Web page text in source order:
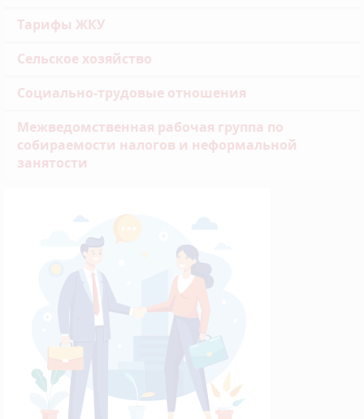
Тарифы ЖКУ
Сельское хозяйство
Социально-трудовые отношения
Межведомственная рабочая группа по
собираемости налогов и неформальной
занятости